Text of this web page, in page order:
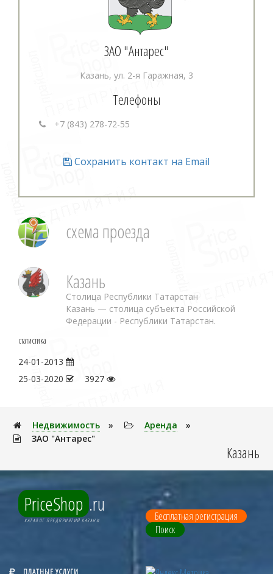
ЗАО "Антарес"
Казань, ул. 2-я Гаражная, 3
Телефоны
+7 (843) 278-72-55
Сохранить контакт на Email
схема проезда
Казань
Столица Республики Татарстан
Казань — столица субъекта Российской
Федерации - Республики Татарстан.
статистика
24-01-2013
25-03-2020
3927
Недвижимость » Аренда
»
ЗАО "Антарес"
Казань
PriceShop .ru
КАТАЛОГ ПРЕДПРИЯТИЙ КАЗАНИ
Бесплатная регистрация
Поиск
ПЛАТНЫЕ УСЛУГИ